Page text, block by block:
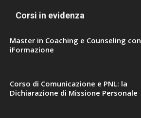
Corsi in evidenza
Master in Coaching e Counseling con
iFormazione
Corso di Comunicazione e PNL: la
Dichiarazione di Missione Personale